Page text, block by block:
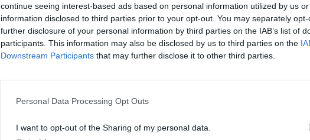
continue seeing interest-based ads based on personal information utilized by us
information disclosed to third parties prior to your opt-out. You may separately
further disclosure of your personal information by third parties on the IAB’s list of
participants. This information may also be disclosed by us to third parties on the
Downstream Participants that may further disclose it to other third parties.
Personal Data Processing Opt Outs
I want to opt-out of the Sharing of my personal data.
Les compagnies européennes
bravent les détours aériens pour
renforcer leurs vols vers la Chine
Publié le 13 mai 2026 à 13h00par Joël Ricci
La demande de voyages entre l’Europe et la Chine repart
les données d’OAG, le nombre de vols directs Chine–